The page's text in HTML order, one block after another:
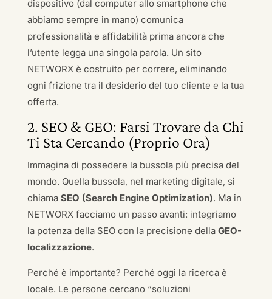
dispositivo (dal computer allo smartphone che
abbiamo sempre in mano) comunica
professionalità e affidabilità prima ancora che
l’utente legga una singola parola. Un sito
NETWORX è costruito per correre, eliminando
ogni frizione tra il desiderio del tuo cliente e la tua
offerta.
2. SEO & GEO: Farsi Trovare da Chi
Ti Sta Cercando (Proprio Ora)
Immagina di possedere la bussola più precisa del
mondo. Quella bussola, nel marketing digitale, si
chiama SEO (Search Engine Optimization). Ma in
NETWORX facciamo un passo avanti: integriamo
la potenza della SEO con la precisione della GEO-
localizzazione.
Perché è importante? Perché oggi la ricerca è
locale. Le persone cercano “soluzioni